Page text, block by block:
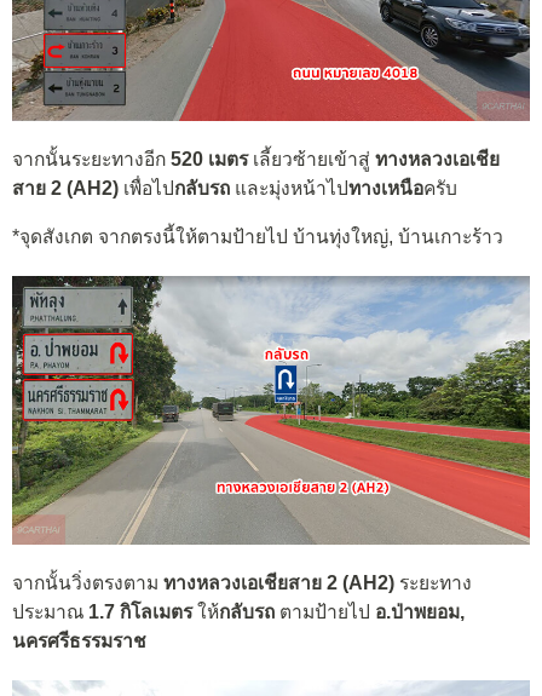
จากนั้นระยะทางอีก 520 เมตรเลี้ยวซ้ายเข้าสู่ ทางหลวงเอเชีย
สาย 2 (AH2) เพื่อไป กลับรถ และมุ่งหน้าไปทางเหนือครับ
*จุดสังเกต จากตรงนี้ให้ตามป้ายไป บ้านทุ่งใหญ่, บ้านเกาะร้าว
จากนั้นวิ่งตรงตาม ทางหลวงเอเชียสาย 2 (AH2) ระยะทาง
ประมาณ 1.7 กิโลเมตรให้กลับรถ ตามป้ายไป อ.ป่าพยอม,
นครศรีธรรมราช